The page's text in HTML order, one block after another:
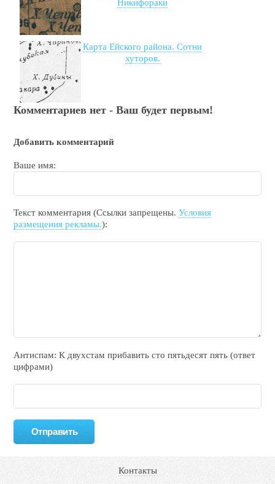
Никифораки
Карта Ейского района. Сотни
хуторов.
Комментариев нет - Ваш будет первым!
Добавить комментарий
Ваше имя:
Текст комментария (Ссылки запрещены.Условия
размещения рекламы.):
Антиспам: К двухcтам прибавить cто пятьдecят пять (ответ
цифрами)
Контакты